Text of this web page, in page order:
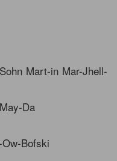
Mart-in Mar-Jhell-
Da
Bofski